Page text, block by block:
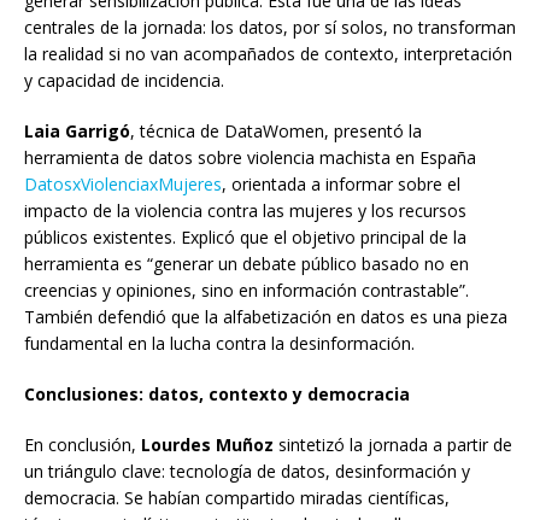
centrales de la jornada: los datos, por sí solos, no transforman
la realidad si no van acompañados de contexto, interpretación
y capacidad de incidencia.
Laia Garrigó, técnica de DataWomen, presentó la
herramienta de datos sobre violencia machista en España
DatosxViolenciaxMujeres, orientada a informar sobre el
impacto de la violencia contra las mujeres y los recursos
públicos existentes. Explicó que el objetivo principal de la
herramienta es “generar un debate público basado no en
creencias y opiniones, sino en información contrastable”.
También defendió que la alfabetización en datos es una pieza
fundamental en la lucha contra la desinformación.
Conclusiones: datos, contexto y democracia
En conclusión, Lourdes Muñoz sintetizó la jornada a partir de
un triángulo clave: tecnología de datos, desinformación y
democracia. Se habían compartido miradas científicas,